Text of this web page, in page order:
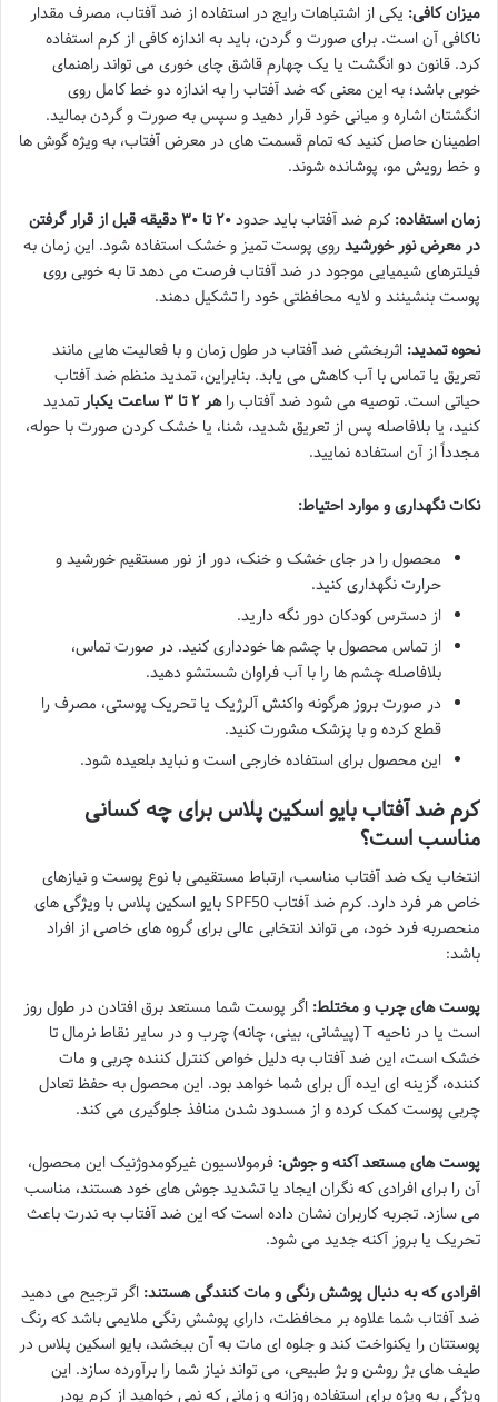
میزان کافی: یکی از اشتباهات رایج در استفاده از ضد آفتاب، مصرف مقدار
ناکافی آن است. برای صورت و گردن، باید به اندازه کافی از کرم استفاده
کرد. قانون دو انگشت یا یک چهارم قاشق چای خوری می تواند راهنمای
خوبی باشد؛ به این معنی که ضد آفتاب را به اندازه دو خط کامل روی
انگشتان اشاره و میانی خود قرار دهید و سپس به صورت و گردن بمالید.
اطمینان حاصل کنید که تمام قسمت های در معرض آفتاب، به ویژه گوش ها
و خط رویش مو، پوشانده شوند.
زمان استفاده: کرم ضد آفتاب باید حدود
۲۰ تا ۳۰ دقیقه قبل از قرار گرفتن
در معرض نور خورشیدروی پوست تمیز و خشک استفاده شود. این زمان به
فیلترهای شیمیایی موجود در ضد آفتاب فرصت می دهد تا به خوبی روی
پوست بنشینند و لایه محافظتی خود را تشکیل دهند.
نحوه تمدید: اثربخشی ضد آفتاب در طول زمان و با فعالیت هایی مانند
تعریق یا تماس با آب کاهش می یابد. بنابراین، تمدید منظم ضد آفتاب
حیاتی است. توصیه می شود ضد آفتاب راهر ۲ تا ۳ ساعت یکبار
تمدید
کنید، یا بلافاصله پس از تعریق شدید، شنا، یا خشک کردن صورت با حوله،
مجدداً از آن استفاده نمایید.
نکات نگهداری و موارد احتیاط:
محصول را در جای خشک و خنک، دور از نور مستقیم خورشید و
حرارت نگهداری کنید.
از دسترس کودکان دور نگه دارید.
از تماس محصول با چشم ها خودداری کنید. در صورت تماس،
بلافاصله چشم ها را با آب فراوان شستشو دهید.
در صورت بروز هرگونه واکنش آلرژیک یا تحریک پوستی، مصرف را
قطع کرده و با پزشک مشورت کنید.
این محصول برای استفاده خارجی است و نباید بلعیده شود.
کرم ضد آفتاب بایو اسکین پلاس برای چه کسانی
مناسب است؟
انتخاب یک ضد آفتاب مناسب، ارتباط مستقیمی با نوع پوست و نیازهای
خاص هر فرد دارد. کرم ضد آفتاب SPF50 بایو اسکین پلاس با ویژگی های
منحصربه فرد خود، می تواند انتخابی عالی برای گروه های خاصی از افراد
باشد:
پوست های چرب و مختلط: اگر پوست شما مستعد برق افتادن در طول روز
است یا در ناحیه T (پیشانی، بینی، چانه) چرب و در سایر نقاط نرمال تا
خشک است، این ضد آفتاب به دلیل خواص کنترل کننده چربی و مات
کننده، گزینه ای ایده آل برای شما خواهد بود. این محصول به حفظ تعادل
چربی پوست کمک کرده و از مسدود شدن منافذ جلوگیری می کند.
پوست های مستعد آکنه و جوش: فرمولاسیون غیرکومدوژنیک این محصول،
آن را برای افرادی که نگران ایجاد یا تشدید جوش های خود هستند، مناسب
می سازد. تجربه کاربران نشان داده است که این ضد آفتاب به ندرت باعث
تحریک یا بروز آکنه جدید می شود.
افرادی که به دنبال پوشش رنگی و مات کنندگی هستند: اگر ترجیح می دهید
ضد آفتاب شما علاوه بر محافظت، دارای پوشش رنگی ملایمی باشد که رنگ
پوستتان را یکنواخت کند و جلوه ای مات به آن ببخشد، بایو اسکین پلاس در
طیف های بژ روشن و بژ طبیعی، می تواند نیاز شما را برآورده سازد. این
ویژگی به ویژه برای استفاده روزانه و زمانی که نمی خواهید از کرم پودر